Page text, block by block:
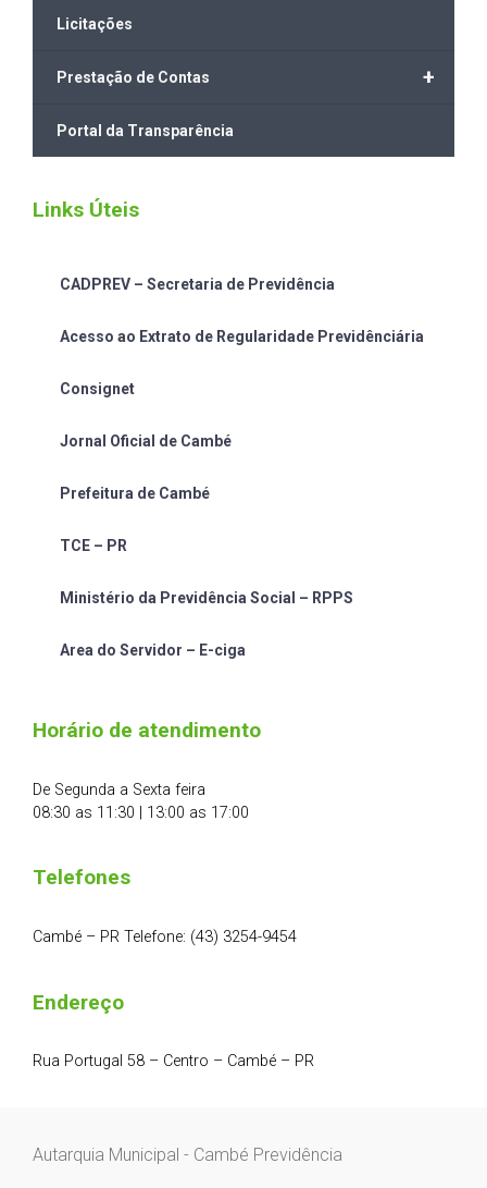
Licitações
+
Prestação de Contas
Portal da Transparência
Links Úteis
CADPREV – Secretaria de Previdência
Acesso ao Extrato de Regularidade Previdênciária
Consignet
Jornal Oficial de Cambé
Prefeitura de Cambé
TCE – PR
Ministério da Previdência Social – RPPS
Area do Servidor – E-ciga
Horário de atendimento
De Segunda a Sexta feira
08:30 as 11:30 | 13:00 as 17:00
Telefones
Cambé – PR Telefone: (43) 3254-9454
Endereço
Rua Portugal 58 – Centro – Cambé – PR
Autarquia Municipal - Cambé Previdência